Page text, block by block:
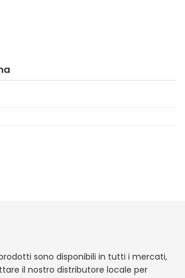
sono disponibili in tutti i mercati,
il nostro distributore locale per